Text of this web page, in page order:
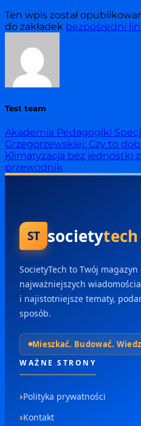
Ten wpis został
do zakładek bezpośredni
Test team
Akademia Pedagogiki
Grzegorzewskiej: Czy to
Klimatyzacja bez jednostki
przewodnik
ST societytech
SocietyTech to Twój
najważniejszych
i najistotniejsze tematy,
sposób.
Mieszkać. Budować.
WAŻNE STRONY
Polityka prywatności
Kontakt